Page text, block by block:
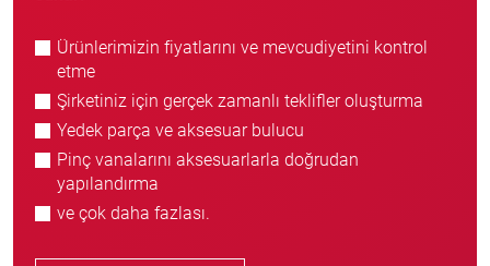
Ürünlerimizin fiyatlarını ve mevcudiyetini kontrol
etme
Şirketiniz için gerçek zamanlı teklifler oluşturma
Yedek parça ve aksesuar bulucu
Pinç vanalarını aksesuarlarla doğrudan
yapılandırma
ve çok daha fazlası.